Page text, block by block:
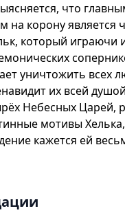
что
на корону является
который играючи
уничтожить всех
их всей
Небесных Царей,
мотивы
кажется ей